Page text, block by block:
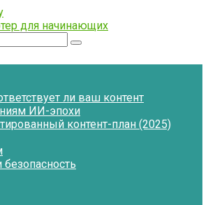
ли ваш контент
ИИ-эпохи
контент-план (2025)